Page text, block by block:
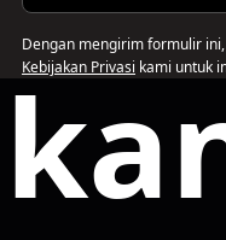
Dengan mengirim formulir
Kebijakan Privasi kami untuk